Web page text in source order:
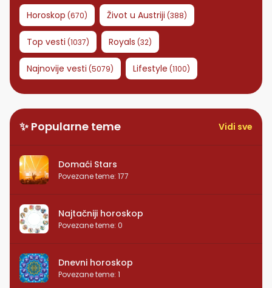
Horoskop (670) Život u Austriji (388)
Top vesti (1037) Royals (32)
Najnovije vesti (5079) Lifestyle (1100)
✨ Popularne teme Vidi sve
Domaći Stars
Povezane teme: 177
Najtačniji horoskop
Povezane teme: 0
Dnevni horoskop
Povezane teme: 1